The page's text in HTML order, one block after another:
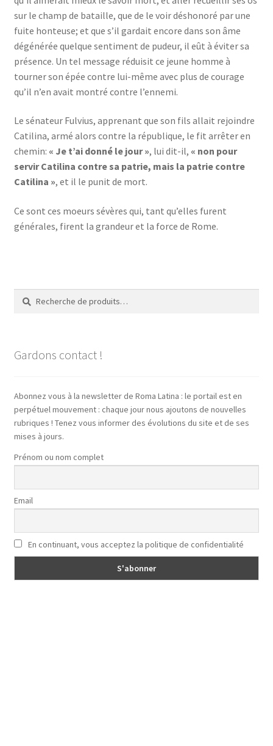
sur le champ de bataille, que de le voir déshonoré par une
fuite honteuse; et que s’il gardait encore dans son âme
dégénérée quelque sentiment de pudeur, il eût à éviter sa
présence. Un tel message réduisit ce jeune homme à
tourner son épée contre lui-même avec plus de courage
qu’il n’en avait montré contre l’ennemi.
Le sénateur Fulvius, apprenant que son fils allait rejoindre
Catilina, armé alors contre la république, le fit arrêter en
chemin: « Je t’ai donné le jour », lui dit-il, « non pour
servir Catilina contre sa patrie, mais la patrie contre
Catilina », et il le punit de mort.
Ce sont ces moeurs sévères qui, tant qu’elles furent
générales, firent la grandeur et la force de Rome.
Recherche
pour :
Recherche
Gardons contact !
Abonnez vous à la newsletter de Roma Latina : le portail est en
perpétuel mouvement : chaque jour nous ajoutons de nouvelles
rubriques ! Tenez vous informer des évolutions du site et de ses
mises à jours.
Prénom ou nom complet
Email
En continuant, vous acceptez la politique de confidentialité